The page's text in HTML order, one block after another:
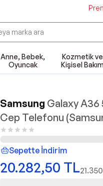
Anne, Bebek,
Oyuncak
Kozmetik ve
Kişisel
Samsung Galaxy A36
Cep Telefonu
Sepette İndirim
20.282,50 TL